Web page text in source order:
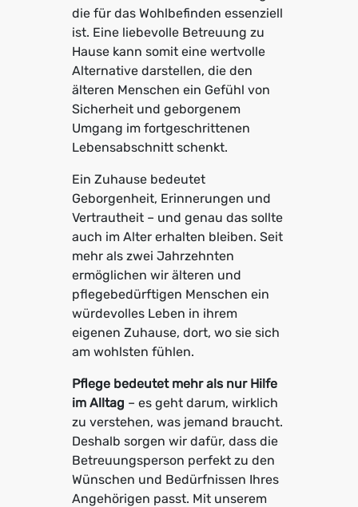
die für das Wohlbefinden essenziell
ist. Eine liebevolle Betreuung zu
Hause kann somit eine wertvolle
Alternative darstellen, die den
älteren Menschen ein Gefühl von
Sicherheit und geborgenem
Umgang im fortgeschrittenen
Lebensabschnitt schenkt.
Ein Zuhause bedeutet
Geborgenheit, Erinnerungen und
Vertrautheit – und genau das sollte
auch im Alter erhalten bleiben. Seit
mehr als zwei Jahrzehnten
ermöglichen wir älteren und
pflegebedürftigen Menschen ein
würdevolles Leben in ihrem
eigenen Zuhause, dort, wo sie sich
am wohlsten fühlen.
Pflege bedeutet mehr als nur Hilfe
im Alltag – es geht darum, wirklich
zu verstehen, was jemand braucht.
Deshalb sorgen wir dafür, dass die
Betreuungsperson perfekt zu den
Wünschen und Bedürfnissen Ihres
Angehörigen passt. Mit unserem